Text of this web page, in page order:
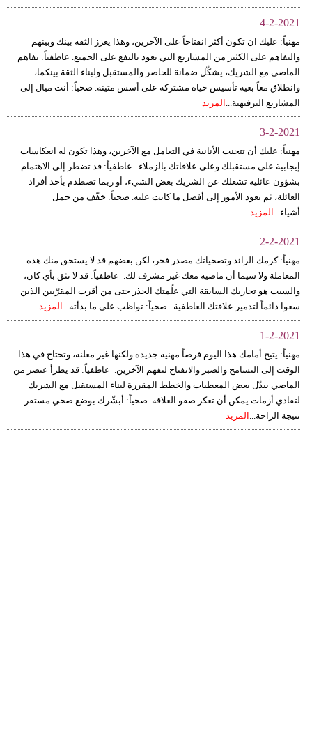
4-2-2021
مهنياً: عليك ان تكون أكثر انفتاحاً على الآخرين، وهذا يعزز الثقة بينك وبينهم
والتفاهم على الكثير من المشاريع التي تعود بالنفع على الجميع. عاطفياً: تفاهم
الماضي مع الشريك، يشكّل ضمانة للحاضر والمستقبل ولبناء الثقة بينكما،
وانطلاق معاً بغية تأسيس حياة مشتركة على أسس متينة. صحياً: أنت ميال إلى
المشاريع الترفيهية... المزيد
3-2-2021
مهنياً: عليك أن تتجنب الأنانية في التعامل مع الآخرين، وهذا تكون له انعكاسات
إيجابية على مستقبلك وعلى علاقاتك بالزملاء. عاطفياً: قد تضطر إلى الاهتمام
بشؤون عائلية تشغلك عن الشريك بعض الشيء، أو ربما تصطدم بأحد أفراد
العائلة، ثم تعود الأمور إلى أفضل ما كانت عليه. صحياً: خفّف من حمل
أشياء... المزيد
2-2-2021
مهنياً: كرمك الزائد وتضحياتك مصدر فخر، لكن بعضهم قد لا يستحق منك هذه
المعاملة ولا سيما أن ماضيه معك غير مشرف لك. عاطفياً: قد لا تثق بأي كان،
والسبب هو تجاربك السابقة التي علّمتك الحذر حتى من أقرب المقرّبين الذين
سعوا دائماً لتدمير علاقتك العاطفية. صحياً: تواظب على ما بدأته... المزيد
1-2-2021
مهنياً: يتيح أمامك هذا اليوم فرصاً مهنية جديدة ولكنها غير معلنة، وتحتاج في هذا
الوقت إلى التسامح والصبر والانفتاح لتفهم الآخرين. عاطفياً: قد يطرأ عنصر من
الماضي يبدّل بعض المعطيات والخطط المقررة لبناء المستقبل مع الشريك
لتفادي أزمات يمكن أن تعكر صفو العلاقة. صحياً: أبشّرك بوضع صحي مستقر
نتيجة الراحة... المزيد